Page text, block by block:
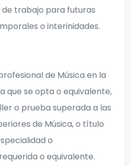
trabajo para futuras
o interinidades.
de Música en la
que se opta o equivalente,
o prueba superada a las
de Música, o título
o
o equivalente.